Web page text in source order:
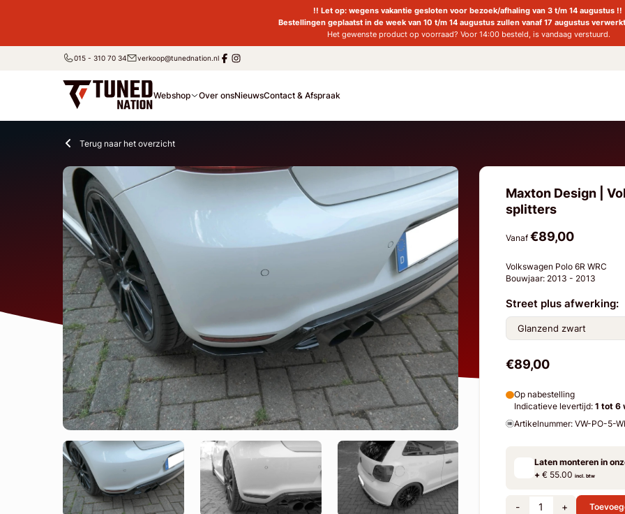
!! Let op: wegens vakantie gesloten voor bezoek/afhaling van 3 t/m 14 augustus !!
Bestellingen geplaatst in de week van 10 t/m 14 augustus zullen vanaf 17 augustus
Het gewenste product op voorraad? Voor 14:00 besteld, is vandaag verstuurd.
015 - 310 70 34 verkoop@tunednation.nl
Webshop Over onsNieuwsContact & Afspraak
Terug naar het overzicht
Maxton Design |
splitters
Vanaf €89,00
Volkswagen Polo 6R WRC
Bouwjaar: 2013 - 2013
Street plus afwerking:
€89,00
Op nabestelling
Indicatieve levertijd: 1 tot 6
Artikelnummer: VW-PO-5-
Laten monteren in
+€ 55.00 incl. btw
- +